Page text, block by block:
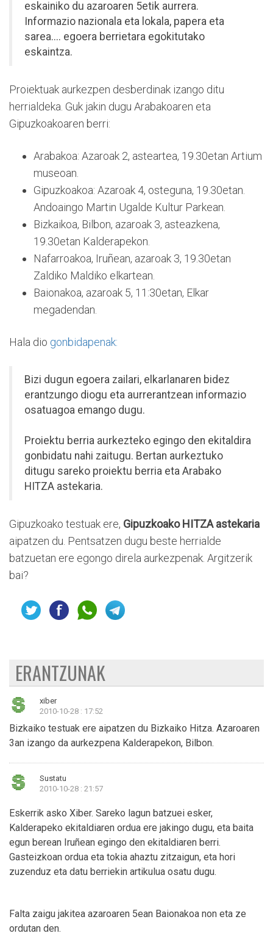
eskainiko du azaroaren 5etik aurrera.
Informazio nazionala eta lokala, papera eta
sarea.... egoera berrietara egokitutako
eskaintza.
Proiektuak aurkezpen desberdinak izango ditu
herrialdeka. Guk jakin dugu Arabakoaren eta
Gipuzkoakoaren berri:
Arabakoa: Azaroak 2, asteartea, 19.30etan Artium
museoan.
Gipuzkoakoa: Azaroak 4, osteguna, 19.30etan.
Andoaingo Martin Ugalde Kultur Parkean.
Bizkaikoa, Bilbon, azaroak 3, asteazkena,
19.30etan Kalderapekon.
Nafarroakoa, Iruñean, azaroak 3, 19.30etan
Zaldiko Maldiko elkartean.
Baionakoa, azaroak 5, 11:30etan, Elkar
megadendan.
Hala dio gonbidapenak:
Bizi dugun egoera zailari, elkarlanaren bidez
erantzungo diogu eta aurrerantzean informazio
osatuagoa emango dugu.
Proiektu berria aurkezteko egingo den ekitaldira
gonbidatu nahi zaitugu. Bertan aurkeztuko
ditugu sareko proiektu berria eta Arabako
HITZA astekaria.
Gipuzkoako testuak ere, Gipuzkoako HITZA astekaria
aipatzen du. Pentsatzen dugu beste herrialde
batzuetan ere egongo direla aurkezpenak. Argitzerik
bai?
ERANTZUNAK
xiber
2010-10-28 : 17:52
Bizkaiko testuak ere aipatzen du Bizkaiko Hitza. Azaroaren
3an izango da aurkezpena Kalderapekon, Bilbon.
Sustatu
2010-10-28 : 21:57
Eskerrik asko Xiber. Sareko lagun batzuei esker,
Kalderapeko ekitaldiaren ordua ere jakingo dugu, eta baita
egun berean Iruñean egingo den ekitaldiaren berri.
Gasteizkoan ordua eta tokia ahaztu zitzaigun, eta hori
zuzenduz eta datu berriekin artikulua osatu dugu.
Falta zaigu jakitea azaroaren 5ean Baionakoa non eta ze
ordutan den.